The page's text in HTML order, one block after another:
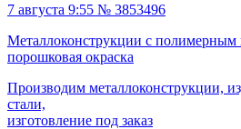
7 августа 9:55 № 3853496
Металлоконструкции с
порошковая окраска
Производим металлоконструкции,
стали,
изготовление под заказ